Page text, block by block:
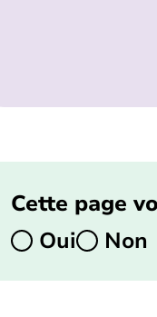
Cette page
Oui
Non